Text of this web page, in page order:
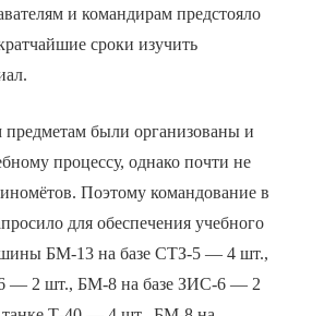
и командирам предстояло
сроки изучить
были организованы и
процессу, однако почти не
Поэтому командование в
для обеспечения учебного
БМ-13 на базе СТЗ-5 — 4 шт.,
— 2 шт., БМ-8 на базе ЗИС-6 — 2